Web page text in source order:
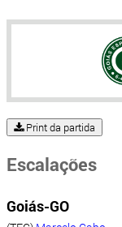
Print da partida
Escalações
Goiás-GO